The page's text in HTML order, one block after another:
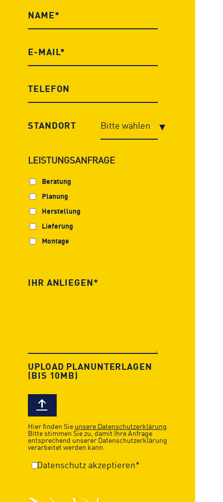
STANDORT
LEISTUNGSANFRAGE
Beratung
Planung
Herstellung
Lieferung
Montage
UPLOAD PLANUNTERLAGEN
(BIS 10MB)
Hier finden Sie unsere Datenschutzerklärung
Bitte stimmen Sie zu, damit Ihre Anfrage
entsprechend unserer Datenschutzerklärung
verarbeitet werden kann.
Datenschutz akzeptieren